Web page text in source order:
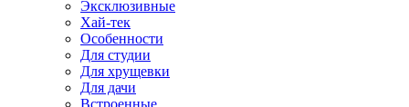
Эксклюзивные
Хай-тек
Особенности
Для студии
Для хрущевки
Для дачи
Встроенные